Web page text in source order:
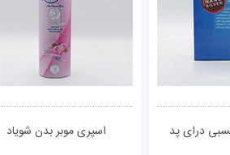
درای پد اسپری موبر بدن شویاد مشاهده